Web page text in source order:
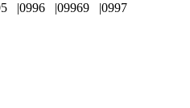
0996 09969 0997